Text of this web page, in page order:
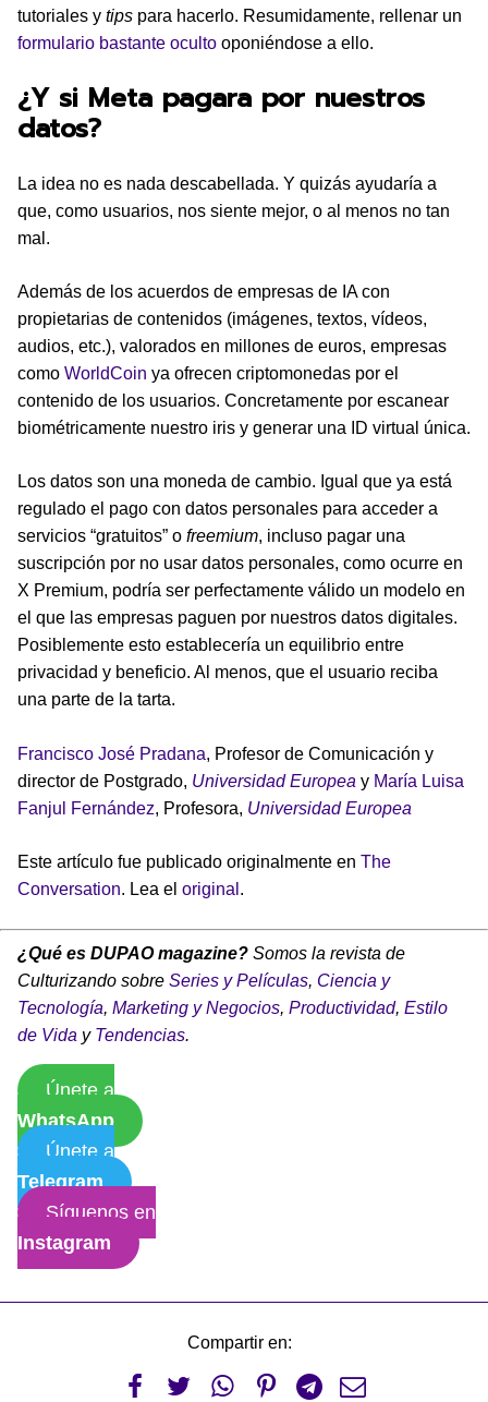
tutoriales y tips para hacerlo. Resumidamente, rellenar un
formulario bastante oculto oponiéndose a ello.
¿Y si Meta pagara por nuestros
datos?
La idea no es nada descabellada. Y quizás ayudaría a
que, como usuarios, nos siente mejor, o al menos no tan
mal.
Además de los acuerdos de empresas de IA con
propietarias de contenidos (imágenes, textos, vídeos,
audios, etc.), valorados en millones de euros, empresas
como WorldCoin ya ofrecen criptomonedas por el
contenido de los usuarios. Concretamente por escanear
biométricamente nuestro iris y generar una ID virtual única.
Los datos son una moneda de cambio. Igual que ya está
regulado el pago con datos personales para acceder a
servicios “gratuitos” o freemium, incluso pagar una
suscripción por no usar datos personales, como ocurre en
X Premium, podría ser perfectamente válido un modelo en
el que las empresas paguen por nuestros datos digitales.
Posiblemente esto establecería un equilibrio entre
privacidad y beneficio. Al menos, que el usuario reciba
una parte de la tarta.
Francisco José Pradana, Profesor de Comunicación y
director de Postgrado, Universidad Europea y María Luisa
Fanjul Fernández, Profesora, Universidad Europea
Este artículo fue publicado originalmente en The
Conversation. Lea el original .
¿Qué es DUPAO magazine? Somos la revista de
Culturizando sobre Series y Películas, Ciencia y
Tecnología, Marketing y Negocios, Productividad, Estilo
de Vida y Tendencias.
Únete a
WhatsApp
Únete a
Telegram
Síguenos en
Instagram
Compartir en:
     